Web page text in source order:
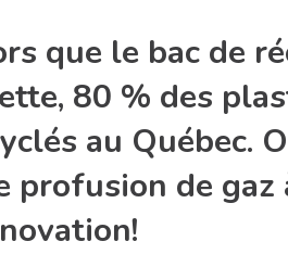
que le bac de
80 % des
au Québec.
profusion de gaz